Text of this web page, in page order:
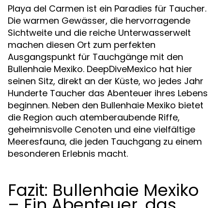
Playa del Carmen ist ein Paradies für Taucher.
Die warmen Gewässer, die hervorragende
Sichtweite und die reiche Unterwasserwelt
machen diesen Ort zum perfekten
Ausgangspunkt für Tauchgänge mit den
Bullenhaie Mexiko. DeepDiveMexico hat hier
seinen Sitz, direkt an der Küste, wo jedes Jahr
Hunderte Taucher das Abenteuer ihres Lebens
beginnen. Neben den Bullenhaie Mexiko bietet
die Region auch atemberaubende Riffe,
geheimnisvolle Cenoten und eine vielfältige
Meeresfauna, die jeden Tauchgang zu einem
besonderen Erlebnis macht.
Fazit: Bullenhaie Mexiko